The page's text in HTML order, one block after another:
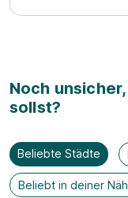
Noch
sollst?
Beliebte Städte
Beliebt in deiner